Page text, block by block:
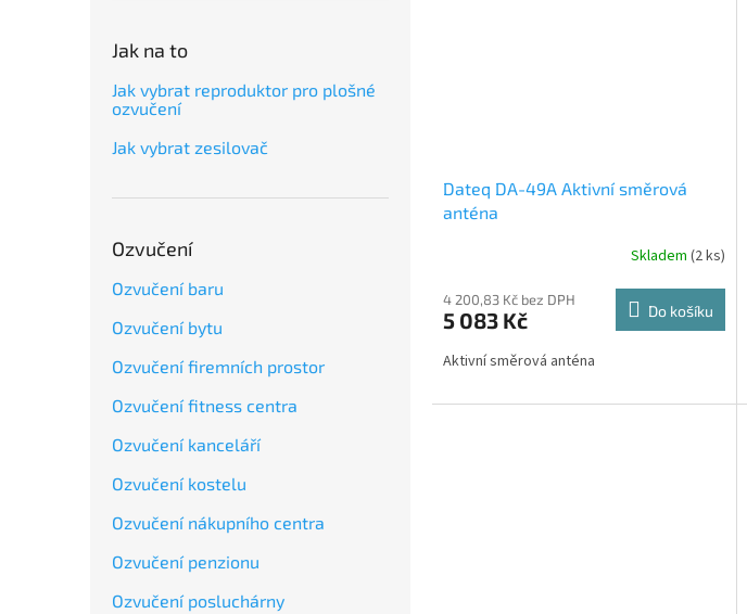
Jak na to
Jak vybrat reproduktor pro plošné
ozvučení
Jak vybrat zesilovač
Ozvučení
Ozvučení baru
Ozvučení bytu
Ozvučení firemních prostor
Ozvučení fitness centra
Ozvučení kanceláří
Ozvučení kostelu
Ozvučení nákupního centra
Ozvučení penzionu
Ozvučení posluchárny
Dateq DA-49A Aktivní směrová
anténa
Skladem (2 ks)
4 200,83 Kč bez DPH
5 083 Kč Do košíku
Aktivní směrová anténa